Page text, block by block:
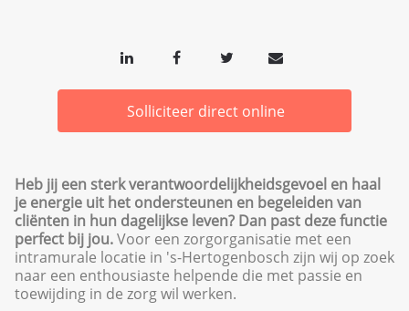
Solliciteer direct online
Heb jij een sterk verantwoordelijkheidsgevoel en haal
je energie uit het ondersteunen en begeleiden van
cliënten in hun dagelijkse leven? Dan past deze functie
perfect bij jou.Voor een zorgorganisatie met een
intramurale locatie in 's-Hertogenbosch zijn wij op zoek
naar een enthousiaste helpende die met passie en
toewijding in de zorg wil werken.